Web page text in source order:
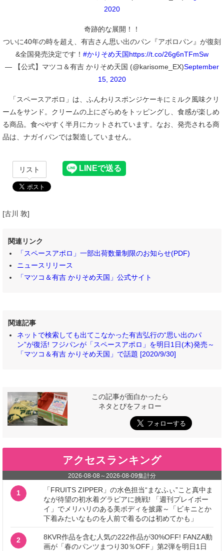
2020
奇跡的な展開！！
ついに40年の時を超え、有吉さん思い出のパン『アポロパン』が復刻
&全国発売決定です！ #かりそめ天国https://t.co/26g6nTFmSw
— 【公式】マツコ＆有吉 かりそめ天国 (@karisome_EX)September
15, 2020
「スペースアポロ」は、ふんわりスポンジケーキにミルク風味クリ
ームをサンド。クリームの上にざらめをトッピングし、食感が楽しめ
る商品。食べやすく半月にカットされています。なお、発売される商
品は、ナガイパンでは製造していません。
リスト
[古川 敦]
関連リンク
「スペースアポロ」一部出荷数量制限のお知らせ(PDF)
ニュースリリース
「マツコ＆有吉 かりそめ天国」公式サイト
関連記事
ネットで検索しても出てこなかった有吉弘行の“思い出のパ
ン”が復活! フジパンが「スペースアポロ」を明日1日(木)発売～
「マツコ＆有吉 かりそめ天国」で話題 [2020/9/30]
この記事が面白かったら
ネタとぴをフォロー
アクセスランキング
2026-08-08 ～2026-08-09集計分
1
「FRUITS ZIPPER」の水色担当“まなふぃ”こと真中ま
なが待望の初水着グラビアに挑戦! 「週刊プレイボー
イ」でメリハリのある美ボディを披露～「ビキニとか
下着みたいなものを人前で着るのは初めてかも」
2
8KVR作品を含む人気の222作品が30%OFF! FANZA動
画が「春のパンツまつり30％OFF」第2弾を明日1日